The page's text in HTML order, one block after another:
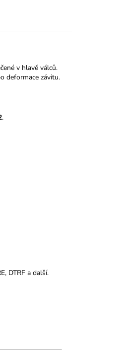
v hlavě válců.
deformace závitu.
.
DTRF a další.